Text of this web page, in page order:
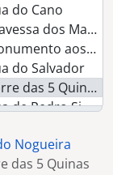
do Cano
Mascaranhas
da Grande Guerra
do Salvador
das 5 Quinas
Pedro Simões
da Água da Prata
1º de Maio, em Évora
Nogueira
das 5 Quinas